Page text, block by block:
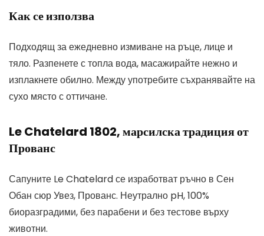
Как се използва
Подходящ за ежедневно измиване на ръце, лице и
тяло. Разпенете с топла вода, масажирайте нежно и
изплакнете обилно. Между употребите съхранявайте на
сухо място с оттичане.
Le Chatelard 1802, марсилска традиция от
Прованс
Сапуните Le Chatelard се изработват ръчно в Сен
Обан сюр Увез, Прованс. Неутрално pH, 100%
биоразградими, без парабени и без тестове върху
животни.